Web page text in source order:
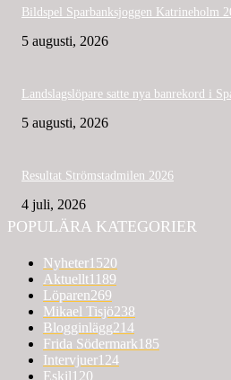
Bildspel Sparbanksjoggen Katrineholm
5 augusti, 2026
Landslagslöpare satte nya banrekord i
5 augusti, 2026
Resultat Strömstadmilen 2026
4 juli, 2026
POPULÄRA KATEGORIER
Nyheter1520
Aktuellt1189
Löparen269
Mikael Tisjö238
Blogginlägg214
Frida Södermark185
Intervjuer124
Eskil120